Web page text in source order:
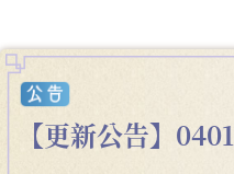
【更新公告】